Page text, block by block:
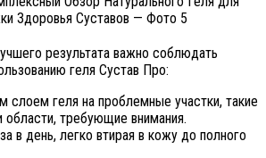
результата важно соблюдать
геля Сустав Про:
слоем геля на проблемные участки, такие
области, требующие внимания.
в день, легко втирая в кожу до полного